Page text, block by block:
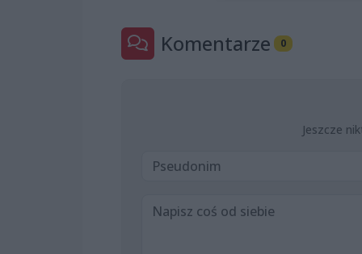
Komentarze 0
Jeszcze